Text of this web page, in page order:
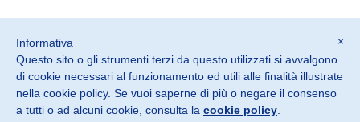
©2026 SOSTER srl
Monteviale Vicenza · Italia
P. IVA IT02882900240
×
Informativa
Questo sito o gli strumenti terzi da questo utilizzati si avvalgono
di cookie necessari al funzionamento ed utili alle finalità illustrate
nella cookie policy. Se vuoi saperne di più o negare il consenso
a tutti o ad alcuni cookie, consulta la cookie policy